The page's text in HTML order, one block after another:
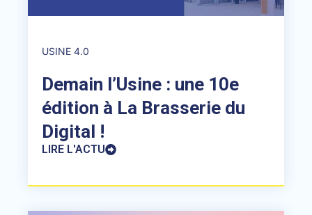
USINE 4.0
Demain l’Usine : une 10e
édition à La Brasserie du
Digital !
LIRE L'ACTU